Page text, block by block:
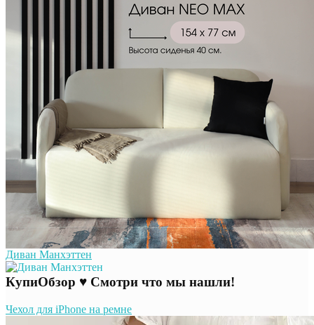
Диван Манхэттен
КупиОбзор ♥ Смотри что мы нашли!
Чехол для iPhone на ремне